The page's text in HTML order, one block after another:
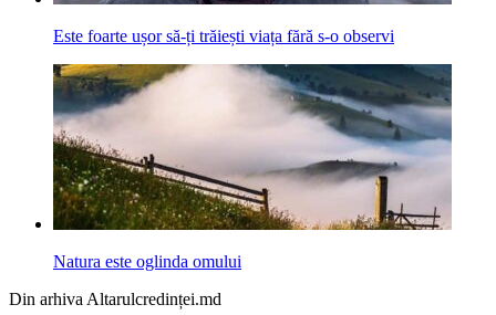
Este foarte ușor să-ți trăiești viața fără s-o observi
Natura este oglinda omului
Din arhiva Altarulcredinței.md